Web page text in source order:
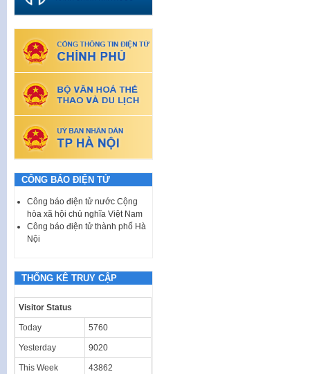
CÔNG BÁO ĐIỆN TỬ
Công báo điện tử nước Cộng
hòa xã hội chủ nghĩa Việt Nam
Công báo điện tử thành phố Hà
Nội
THỐNG KÊ TRUY CẬP
Visitor Status
Today 5760
Yesterday 9020
This Week 43862